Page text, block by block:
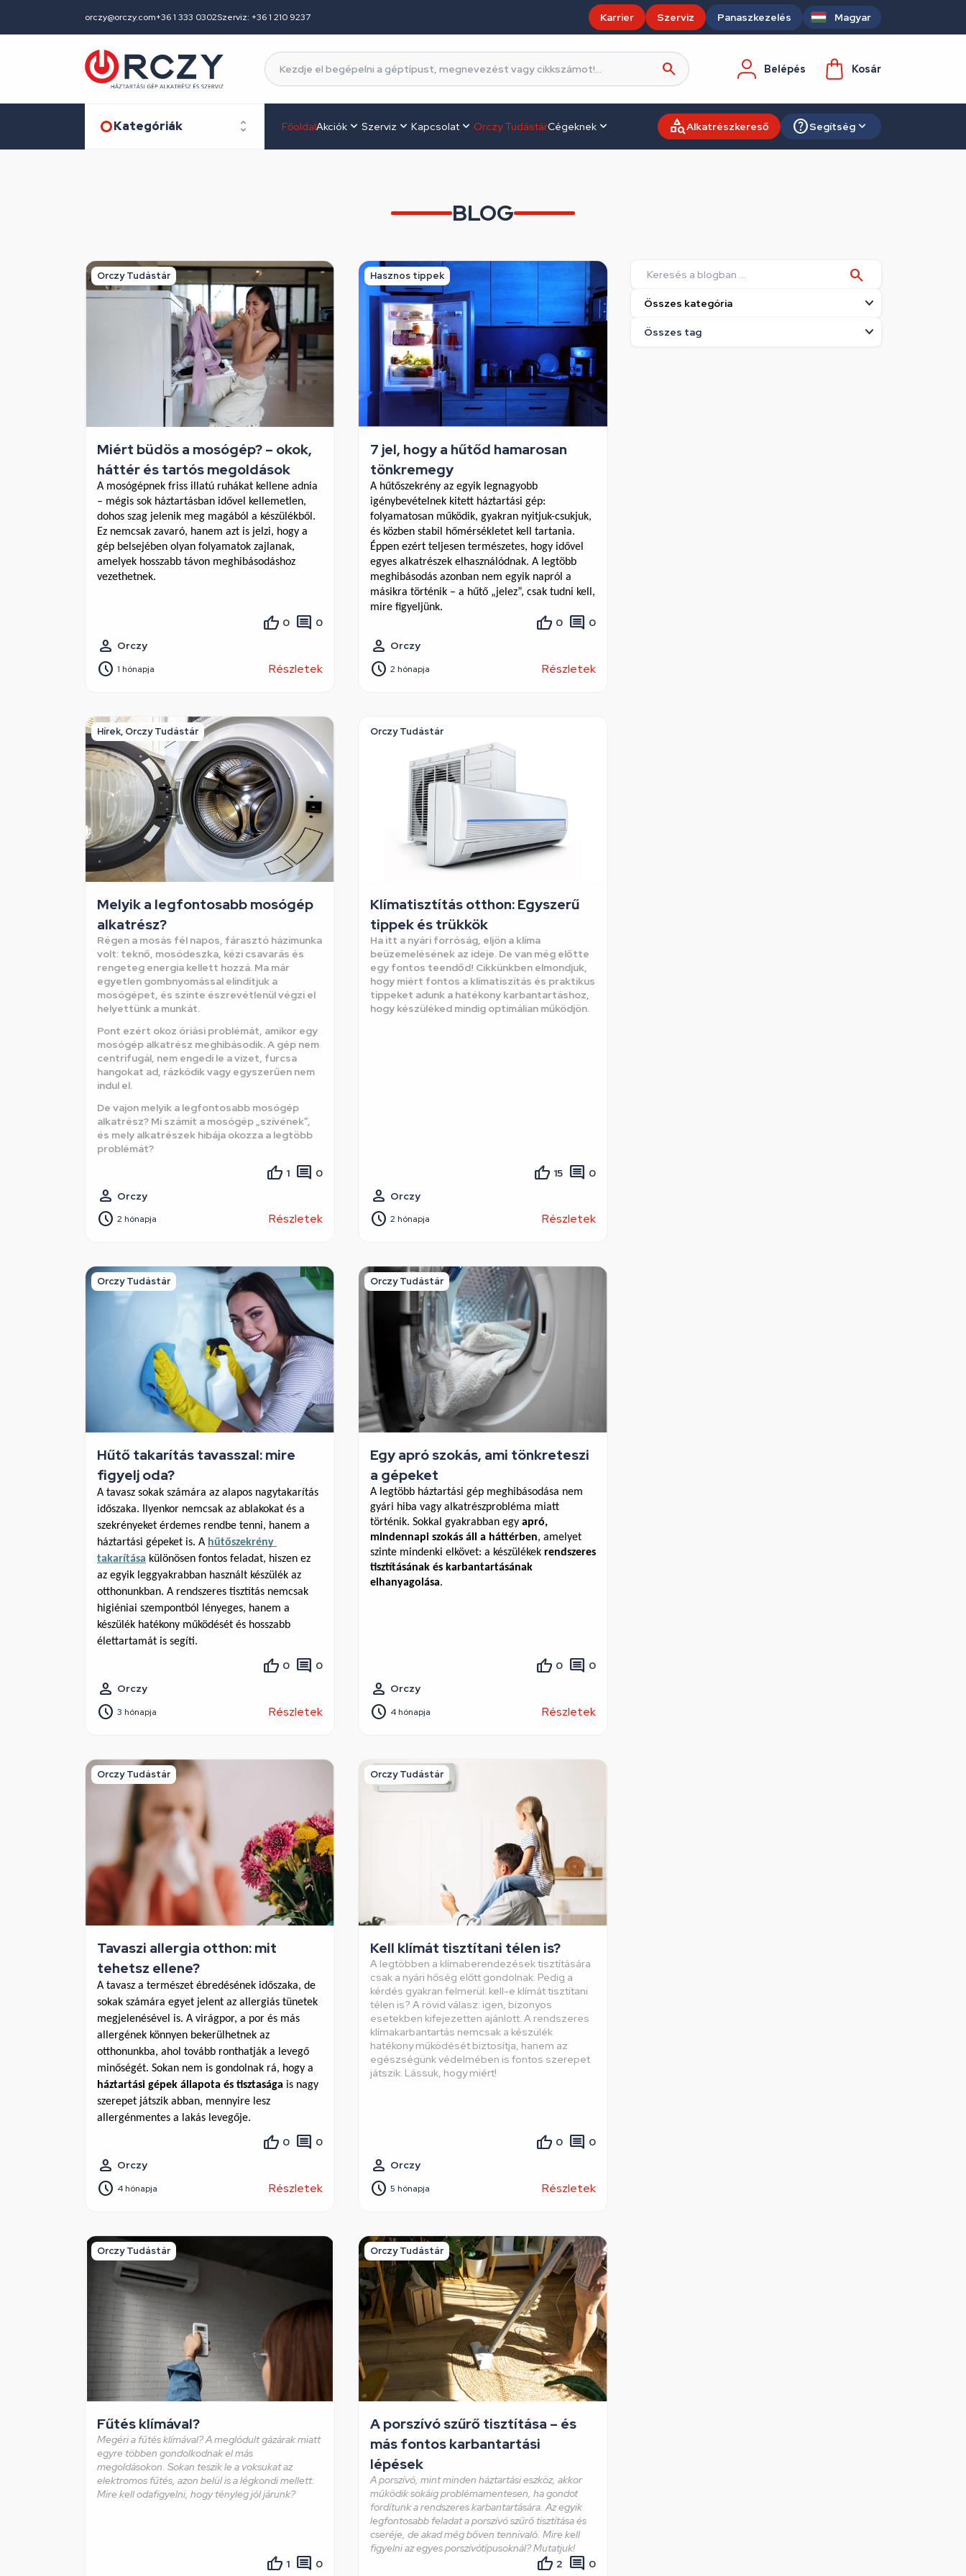
orczy@orczy.com+36 1 333 0302Szerviz: +36 1 210 9237 Karrier Szerviz Panaszkezelés Magyar
Belépés Kosár
Kategóriák FőoldalAkciók Szerviz Kapcsolat Orczy TudástárCégeknek Alkatrészkereső Segítség
BLOG
Összes tag
Orczy Tudástár
Miért büdös a mosógép? – okok,
háttér és tartós megoldások
A mosógépnek friss illatú ruhákat kellene adnia
– mégis sok háztartásban idővel kellemetlen,
dohos szag jelenik meg magából a készülékből.
Ez nemcsak zavaró, hanem azt is jelzi, hogy a
gép belsejében olyan folyamatok zajlanak,
amelyek hosszabb távon meghibásodáshoz
vezethetnek.
0
0
Orczy
1 hónapja Részletek
Hasznos tippek
7 jel, hogy a hűtőd hamarosan
tönkremegy
A hűtőszekrény az egyik legnagyobb
igénybevételnek kitett háztartási gép:
folyamatosan működik, gyakran nyitjuk-csukjuk,
és közben stabil hőmérsékletet kell tartania.
Éppen ezért teljesen természetes, hogy idővel
egyes alkatrészek elhasználódnak. A legtöbb
meghibásodás azonban nem egyik napról a
másikra történik – a hűtő „jelez”, csak tudni kell,
mire figyeljünk.
0
0
Orczy
2 hónapja Részletek
Hírek, Orczy Tudástár
Melyik a legfontosabb mosógép
alkatrész?
Régen a mosás fél napos, fárasztó házimunka
volt: teknő, mosódeszka, kézi csavarás és
rengeteg energia kellett hozzá. Ma már
egyetlen gombnyomással elindítjuk a
mosógépet, és szinte észrevétlenül végzi el
helyettünk a munkát.
Pont ezért okoz óriási problémát, amikor egy
mosógép alkatrész meghibásodik. A gép nem
centrifugál, nem engedi le a vizet, furcsa
hangokat ad, rázkódik vagy egyszerűen nem
indul el.
De vajon melyik a legfontosabb mosógép
alkatrész? Mi számít a mosógép „szívének”,
és mely alkatrészek hibája okozza a legtöbb
problémát?
1
0
Orczy
2 hónapja Részletek
Orczy Tudástár
Klímatisztítás otthon: Egyszerű
tippek és trükkök
Ha itt a nyári forróság, eljön a klíma
beüzemelésének az ideje. De van még előtte
egy fontos teendőd! Cikkünkben elmondjuk,
hogy miért fontos a klímatiszítás és praktikus
tippeket adunk a hatékony karbantartáshoz,
hogy készüléked mindig optimálian működjön.
15
0
Orczy
2 hónapja Részletek
Orczy Tudástár
Hűtő takarítás tavasszal: mire
figyelj oda?
A tavasz sokak számára az alapos nagytakarítás
időszaka. Ilyenkor nemcsak az ablakokat és a
szekrényeket érdemes rendbe tenni, hanem a
háztartási gépeket is. A hűtőszekrény
takarítása különösen fontos feladat, hiszen ez
az egyik leggyakrabban használt készülék az
otthonunkban. A rendszeres tisztítás nemcsak
higiéniai szempontból lényeges, hanem a
készülék hatékony működését és hosszabb
élettartamát is segíti.
0
0
Orczy
3 hónapja Részletek
Orczy Tudástár
Egy apró szokás, ami tönkreteszi
a gépeket
A legtöbb háztartási gép meghibásodása nem
gyári hiba vagy alkatrészprobléma miatt
történik. Sokkal gyakrabban egy apró,
mindennapi szokás áll a háttérben, amelyet
szinte mindenki elkövet: a készülékek rendszeres
tisztításának és karbantartásának
elhanyagolása.
0
0
Orczy
4 hónapja Részletek
Orczy Tudástár
Tavaszi allergia otthon: mit
tehetsz ellene?
A tavasz a természet ébredésének időszaka, de
sokak számára egyet jelent az allergiás tünetek
megjelenésével is. A virágpor, a por és más
allergének könnyen bekerülhetnek az
otthonunkba, ahol tovább ronthatják a levegő
háztartási gépek állapota és tisztasága is nagy
szerepet játszik abban, mennyire lesz
allergénmentes a lakás levegője.
0
0
Orczy
4 hónapja Részletek
Orczy Tudástár
Kell klímát tisztítani télen is?
A legtöbben a klímaberendezések tisztítására
csak a nyári hőség előtt gondolnak. Pedig a
kérdés gyakran felmerül: kell-e klímát tisztítani
télen is? A rövid válasz: igen, bizonyos
esetekben kifejezetten ajánlott. A rendszeres
klímakarbantartás nemcsak a készülék
hatékony működését biztosítja, hanem az
egészségünk védelmében is fontos szerepet
játszik. Lássuk, hogy miért!
0
0
Orczy
5 hónapja Részletek
Orczy Tudástár
Fűtés klímával?
Megéri a fűtés klímával? A meglódult gázárak miatt
egyre többen gondolkodnak el más
megoldásokon. Sokan teszik le a voksukat az
elektromos fűtés, azon belül is a légkondi mellett.
Mire kell odafigyelni, hogy tényleg jól járunk?
1 0
Orczy Tudástár
A porszívó szűrő tisztítása – és
más fontos karbantartási
lépések
A porszívó, mint minden háztartási eszköz, akkor
működik sokáig problémamentesen, ha gondot
fordítunk a rendszeres karbantartására.Az egyik
legfontosabb feladat a porszívó szűrő tisztítása és
cseréje, de akad még bőven tennivaló. Mire kell
figyelni az egyes porszívótípusoknál? Mutatjuk!
2
0